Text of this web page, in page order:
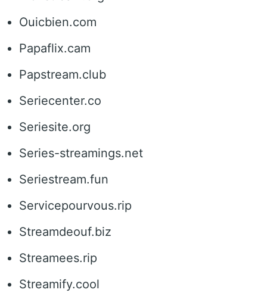
Ouicbien.com
Papaflix.cam
Papstream.club
Seriecenter.co
Seriesite.org
Series-streamings.net
Seriestream.fun
Servicepourvous.rip
Streamdeouf.biz
Streamees.rip
Streamify.cool